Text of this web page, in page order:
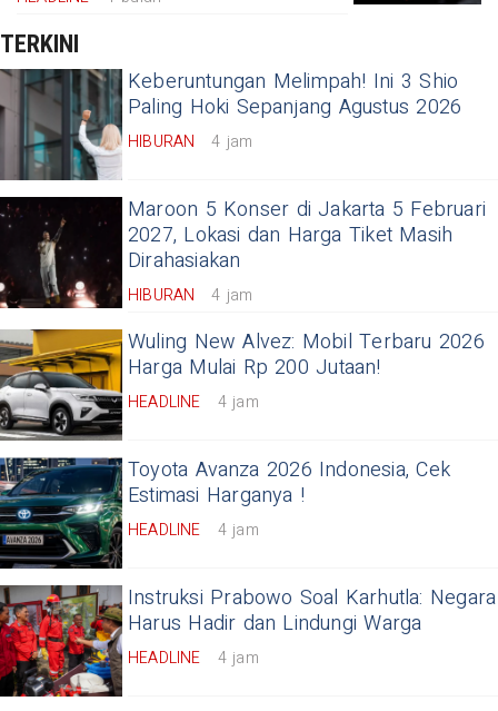
TERKINI
Keberuntungan Melimpah! Ini 3 Shio
Paling Hoki Sepanjang Agustus 2026
HIBURAN 4 jam
Maroon 5 Konser di Jakarta 5 Februari
2027, Lokasi dan Harga Tiket Masih
Dirahasiakan
HIBURAN 4 jam
Wuling New Alvez: Mobil Terbaru 2026
Harga Mulai Rp 200 Jutaan!
HEADLINE 4 jam
Toyota Avanza 2026 Indonesia, Cek
Estimasi Harganya !
HEADLINE 4 jam
Instruksi Prabowo Soal Karhutla: Negara
Harus Hadir dan Lindungi Warga
HEADLINE 4 jam